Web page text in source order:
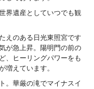
界遺産としていつでも観
えのある日光東照宮です
が急上昇。陽明門の前の
、ヒーリングパワーをも
増えています。
。華厳の滝でマイナスイ